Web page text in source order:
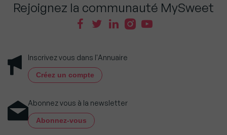
Rejoignez la communauté MySweet
Inscrivez vous dans l'Annuaire
Créez un compte
Abonnez vous à la newsletter
Abonnez-vous